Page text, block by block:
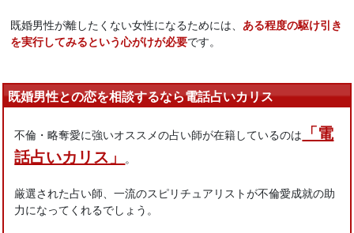
既婚男性が離したくない女性になるためには、 ある程度の駆け引き
を実行してみるという心がけが必要です。
既婚男性との恋を相談するなら電話占いカリス
不倫・略奪愛に強いオススメの占い師が在籍しているのは
「電
話占いカリス」
。
厳選された占い師、一流のスピリチュアリストが不倫愛成就の助
力になってくれるでしょう。